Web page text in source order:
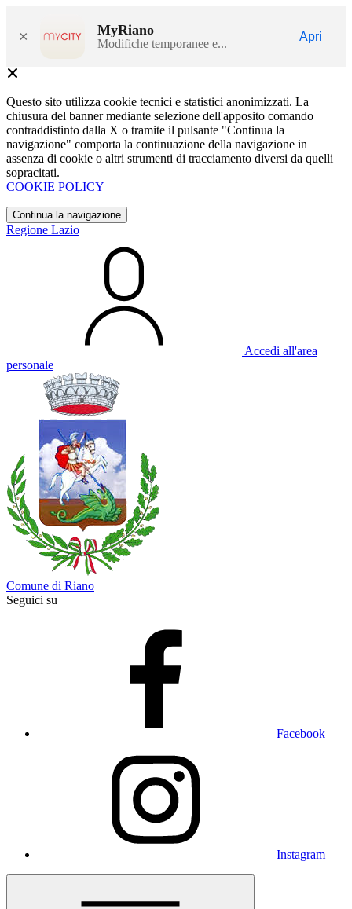
× MyRiano
Modifiche temporanee e...
Apri
Questo sito utilizza cookie tecnici e statistici anonimizzati. La
chiusura del banner mediante selezione dell'apposito comando
contraddistinto dalla X o tramite il pulsante "Continua la
navigazione" comporta la continuazione della navigazione in
assenza di cookie o altri strumenti di tracciamento diversi da quelli
sopracitati.
COOKIE POLICY
Continua la navigazione
Regione Lazio
Accedi all'area
personale
Comune di Riano
Seguici su
Facebook
Instagram